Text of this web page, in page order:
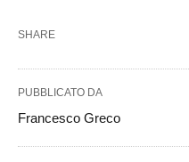
SHARE
PUBBLICATO DA
Francesco Greco